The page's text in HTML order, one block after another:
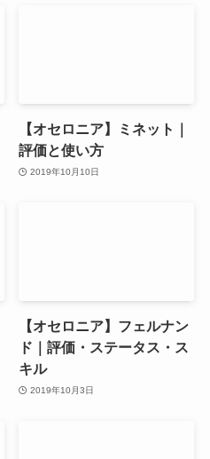
【オセロニア】ミネット｜
評価と使い方
2019年10月10日
【オセロニア】フェルナン
ド｜評価・ステータス・ス
キル
2019年10月3日